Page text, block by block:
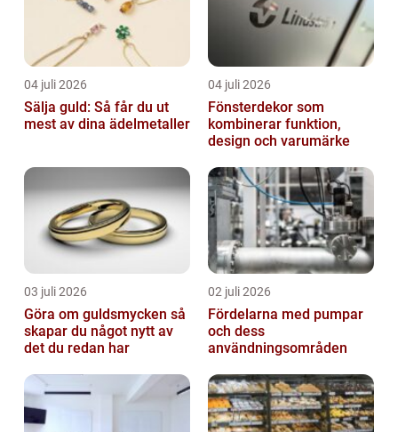
04 juli 2026
Sälja guld: Så får du ut
mest av dina ädelmetaller
04 juli 2026
Fönsterdekor som
kombinerar funktion,
design och varumärke
03 juli 2026
Göra om guldsmycken så
skapar du något nytt av
det du redan har
02 juli 2026
Fördelarna med pumpar
och dess
användningsområden